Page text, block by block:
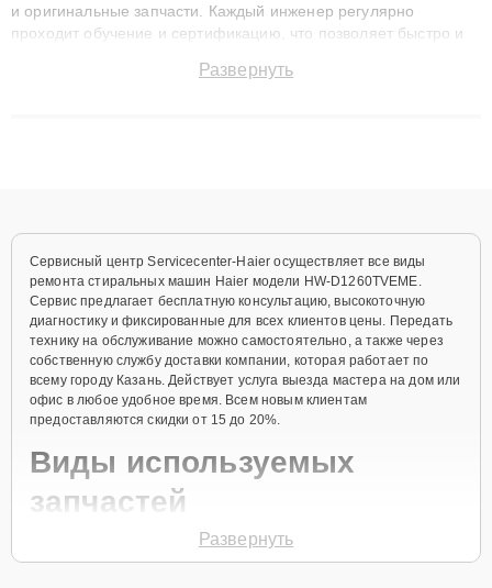
и оригинальные запчасти. Каждый инженер регулярно
проходит обучение и сертификацию, что позволяет быстро и
сохранением гарантии до 3 лет. Наши мастера решают
Развернуть
Сервисный центр Servicecenter-Haier осуществляет все виды
ремонта стиральных машин Haier модели HW-D1260TVEME.
Сервис предлагает бесплатную консультацию, высокоточную
диагностику и фиксированные для всех клиентов цены. Передать
технику на обслуживание можно самостоятельно, а также через
собственную службу доставки компании, которая работает по
всему городу Казань. Действует услуга выезда мастера на дом или
офис в любое удобное время. Всем новым клиентам
предоставляются скидки от 15 до 20%.
Виды используемых
запчастей
Для ремонта стиральной машины модели HW-D1260TVEME
Развернуть